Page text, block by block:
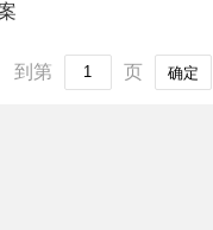
到第 页 确定